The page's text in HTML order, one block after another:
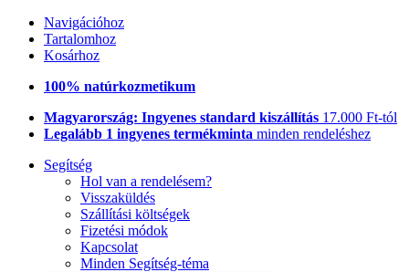
Navigációhoz
Tartalomhoz
Kosárhoz
100% natúrkozmetikum
Magyarország: Ingyenes standard kiszállítás 17.000 Ft-tól
Legalább 1 ingyenes termékminta minden rendeléshez
Segítség
Hol van a rendelésem?
Visszaküldés
Szállítási költségek
Fizetési módok
Kapcsolat
Minden Segítség-téma